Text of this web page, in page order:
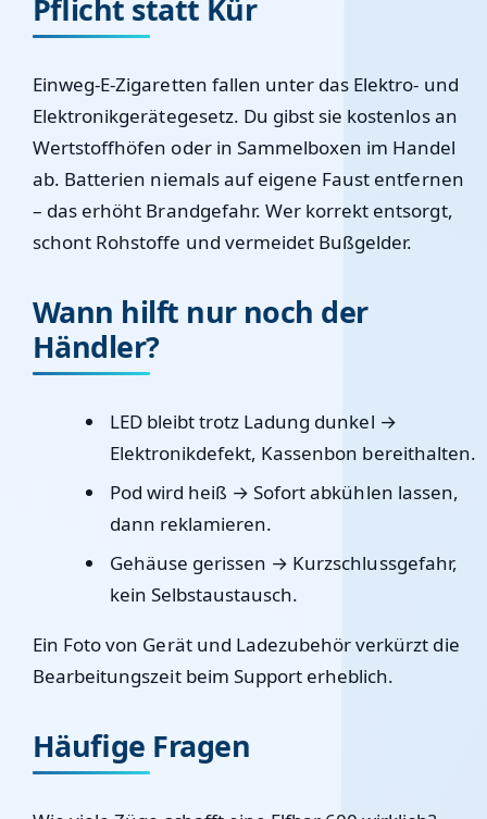
Pflicht statt Kür
Einweg-E-Zigaretten fallen unter das Elektro- und
Elektronikgerätegesetz. Du gibst sie kostenlos an
Wertstoffhöfen oder in Sammelboxen im Handel
ab. Batterien niemals auf eigene Faust entfernen
– das erhöht Brandgefahr. Wer korrekt entsorgt,
schont Rohstoffe und vermeidet Bußgelder.
Wann hilft nur noch der
Händler?
LED bleibt trotz Ladung dunkel →
Elektronikdefekt, Kassenbon bereithalten.
Pod wird heiß → Sofort abkühlen lassen,
dann reklamieren.
Gehäuse gerissen → Kurzschlussgefahr,
kein Selbstaustausch.
Ein Foto von Gerät und Ladezubehör verkürzt die
Bearbeitungszeit beim Support erheblich.
Häufige Fragen